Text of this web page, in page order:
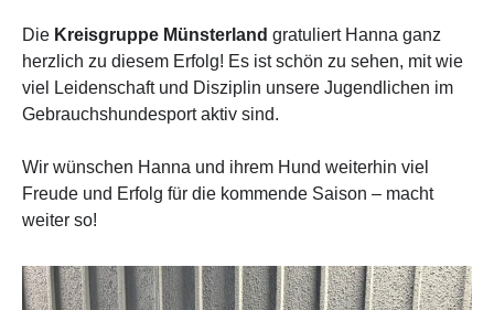
Die Kreisgruppe Münsterland gratuliert Hanna ganz
herzlich zu diesem Erfolg! Es ist schön zu sehen, mit wie
viel Leidenschaft und Disziplin unsere Jugendlichen im
Gebrauchshundesport aktiv sind.
Wir wünschen Hanna und ihrem Hund weiterhin viel
Freude und Erfolg für die kommende Saison – macht
weiter so!